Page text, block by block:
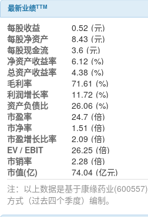
最新业绩TTM
每股收益 0.52 (元)
每股净资产
8.43 (元)
每股现金流
3.6 (元)
净资产收益率
6.12 (%)
总资产收益率
4.38 (%)
毛利率
71.61 (%)
利润增长率
11.72 (%)
资产负债比
26.06 (%)
市盈率
24.7 (倍)
市净率
1.51 (倍)
市盈增长比率
2.09 (倍)
EV / EBIT
26.25 (倍)
市销率
2.28 (倍)
市值(亿)
74.04 (亿元)
注：以上数据是基于康缘药业(600557)
方式（过去四个季度）编制。